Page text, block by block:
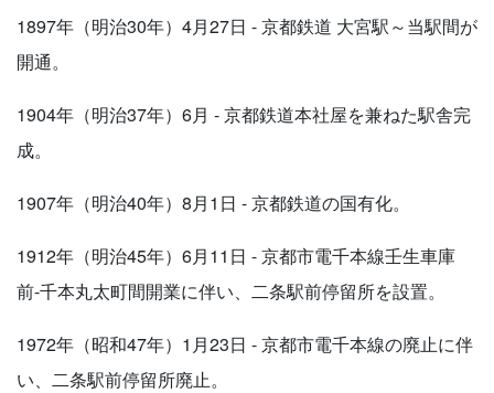
1897年（明治30年）4月27日 - 京都鉄道 大宮駅～当駅間が
開通。
1904年（明治37年）6月 - 京都鉄道本社屋を兼ねた駅舎完
成。
1907年（明治40年）8月1日 - 京都鉄道の国有化。
1912年（明治45年）6月11日 - 京都市電千本線壬生車庫
前-千本丸太町間開業に伴い、二条駅前停留所を設置。
1972年（昭和47年）1月23日 - 京都市電千本線の廃止に伴
い、二条駅前停留所廃止。